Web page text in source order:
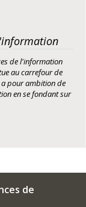
de l'information
au carrefour de
pour ambition de
en se fondant sur
de